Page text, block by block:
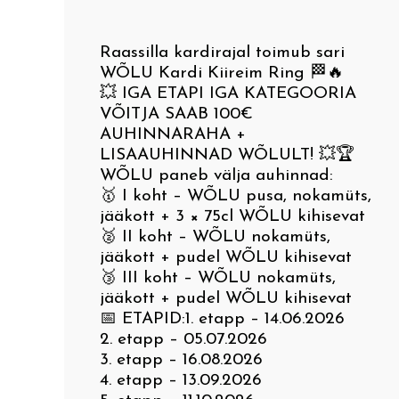
Raassilla kardirajal toimub sari
WÕLU Kardi Kiireim Ring 🏁🔥
💥 IGA ETAPI IGA KATEGOORIA
VÕITJA SAAB 100€
AUHINNARAHA +
LISAAUHINNAD WÕLULT! 💥🏆
WÕLU paneb välja auhinnad:
🥇 I koht – WÕLU pusa, nokamüts,
jääkott + 3 × 75cl WÕLU kihisevat
🥈 II koht – WÕLU nokamüts,
jääkott + pudel WÕLU kihisevat
🥉 III koht – WÕLU nokamüts,
jääkott + pudel WÕLU kihisevat
📅 ETAPID:1. etapp – 14.06.2026
2. etapp – 05.07.2026
3. etapp – 16.08.2026
4. etapp – 13.09.2026
murdeluulevõistlus
Mulgi Söögi Festival
Mulgimaa peremäng
Mulgi Mälumäng
Mulgi tooted. Mulgi toit.
Mulgimaal!
Teekonnad
– Sultsi – Tuhalaane – Polli –
Karksi-Nuia
V Lilli – Karksi – Kärstna –
Riidaja – Leebiku– Pikasilla
VI Õisu sepikoda – Õisu mõis –
matkarada – Halliste –
– Abja-Paluoja – Penuja
VII Mulgimaa puuskulptuurid
VIII Liivimaa Jakobitee
Linnad ja alevid
Top 20 Mulgimaal
Mulgi sukakirjad
Temaatilisi uurimistöid
Arhitektuur
Rahvaluule ja pärimus
Mulgi kirjandus ja
muusika
Mulgikeelne ajaleht
Mulgikeelsed uudised
Mulgikeelne Täheke